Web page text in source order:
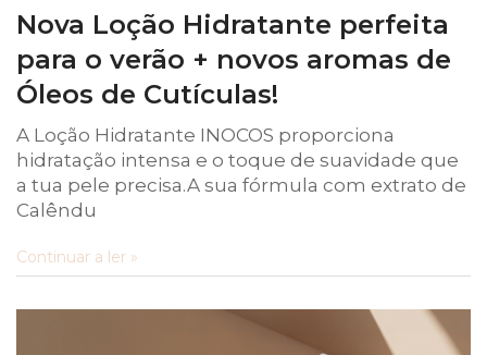
Nova Loção Hidratante perfeita
para o verão + novos aromas de
Óleos de Cutículas!
A Loção Hidratante INOCOS proporciona
hidratação intensa e o toque de suavidade que
a tua pele precisa.A sua fórmula com extrato de
Calêndu
Continuar a ler »